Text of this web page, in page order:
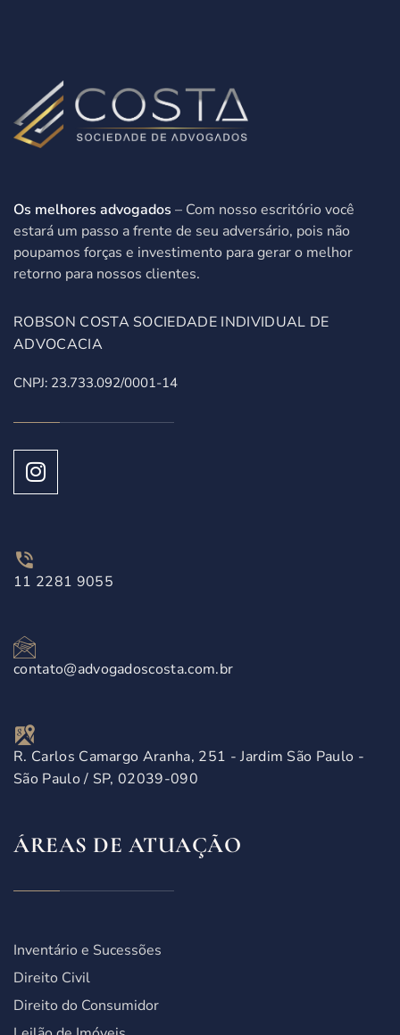
Os melhores advogados – Com nosso escritório você
estará um passo a frente de seu adversário, pois não
poupamos forças e investimento para gerar o melhor
retorno para nossos clientes.
ROBSON COSTA SOCIEDADE INDIVIDUAL DE
ADVOCACIA
CNPJ: 23.733.092/0001-14
11 2281 9055
contato@advogadoscosta.com.br
R. Carlos Camargo Aranha, 251 - Jardim São Paulo -
São Paulo / SP, 02039-090
ÁREAS DE ATUAÇÃO
Inventário e Sucessões
Direito Civil
Direito do Consumidor